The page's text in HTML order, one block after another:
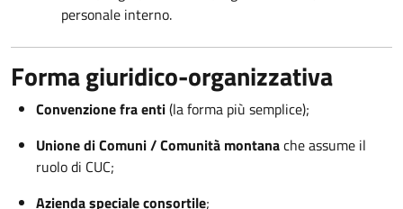
personale interno.
Forma giuridico-organizzativa
Convenzione fra enti(la forma più semplice);
Unione di Comuni / Comunità montanache assume il
ruolo di CUC;
Azienda speciale consortile;